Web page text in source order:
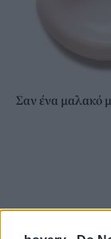
Σαν ένα μαλακό